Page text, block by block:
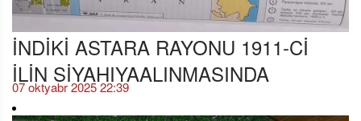
İNDİKİ ASTARA RAYONU 1911-Cİ
İLİN SİYAHIYAALINMASINDA
07 oktyabr 2025 22:39